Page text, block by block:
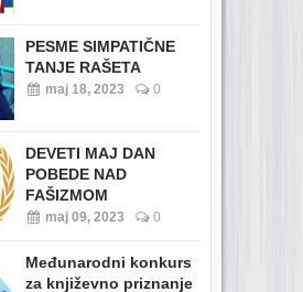
PESME SIMPATIČNE
TANJE RAŠETA
maj 18, 2023 0
DEVETI MAJ DAN
POBEDE NAD
FAŠIZMOM
maj 09, 2023 0
Međunarodni konkurs
za književno priznanje